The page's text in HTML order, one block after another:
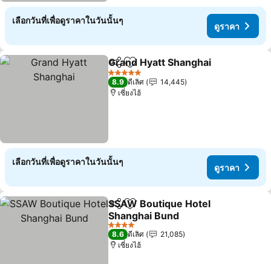
เลือกวันที่เพื่อดูราคาในวันนั้นๆ
ดูราคา
แชร์ เพิ่มในรายการโปรด
Grand Hyatt Shanghai
5 ดาว
8.9 ดีเลิศ
14,445
เซี่ยงไฮ้
เลือกวันที่เพื่อดูราคาในวันนั้นๆ
ดูราคา
แชร์ เพิ่มในรายการโปรด
SSAW Boutique Hotel
Shanghai Bund
4 ดาว
8.6 ดีเลิศ
21,085
เซี่ยงไฮ้